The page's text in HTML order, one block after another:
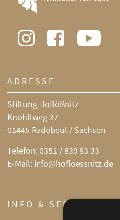
ADRESSE
Stiftung Hoflößnitz
Knohllweg 37
01445 Radebeul / Sachsen
Telefon: 0351 / 839 83 33
E-Mail: info@hofloessnitz.de
INFO & SERVICE